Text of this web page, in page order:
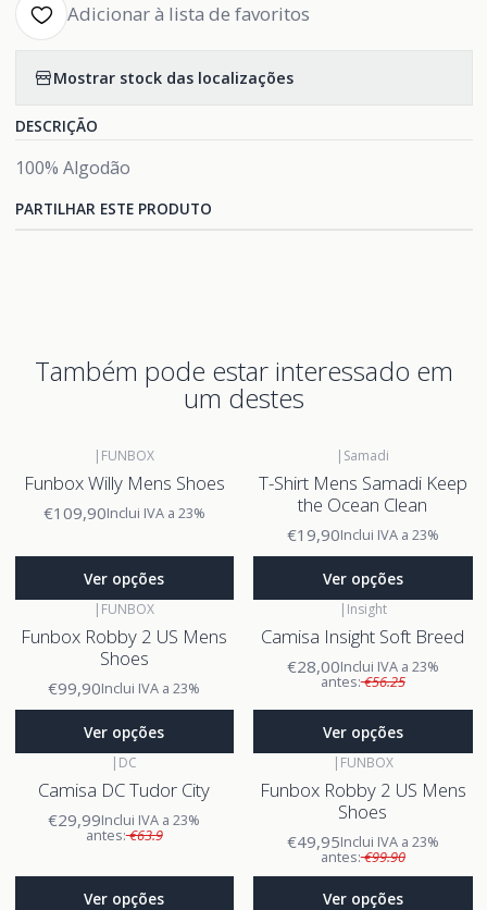
Adicionar à lista de favoritos
Mostrar stock das localizações
DESCRIÇÃO
100% Algodão
PARTILHAR ESTE PRODUTO
Também pode estar interessado em
um destes
| FUNBOX
Funbox Willy Mens Shoes
€109,90Inclui IVA a 23%
Ver opções
| Samadi
T-Shirt Mens Samadi Keep
the Ocean Clean
€19,90Inclui IVA a 23%
Ver opções
| FUNBOX
Funbox Robby 2 US Mens
Shoes
€99,90Inclui IVA a 23%
Ver opções
| Insight
Camisa Insight Soft Breed
€28,00Inclui IVA a 23%
antes:€56.25
Ver opções
| DC
Camisa DC Tudor City
€29,99Inclui IVA a 23%
antes:€63.9
Ver opções
| FUNBOX
Funbox Robby 2 US Mens
Shoes
€49,95Inclui IVA a 23%
antes:€99.90
Ver opções